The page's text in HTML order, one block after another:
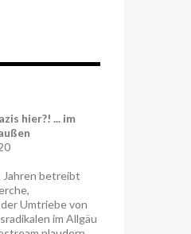
hier?! ... im
Jahren betreibt
Umtriebe von
im Allgäu